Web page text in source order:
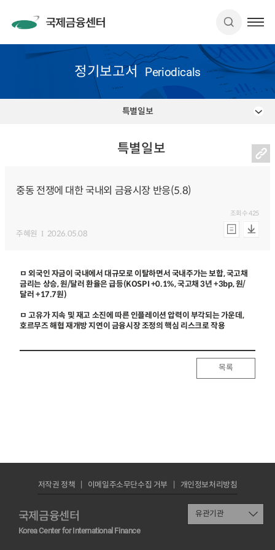
정기보고서 Periodicals
특별일보
특별일보
중동 전쟁에 대한 국내외 금융시장 반응(5.8)
주혜원 2026.05.08
조회수425
ㅁ 외국인 자금이 국내에서 대규모로 이탈하면서 국내주가는 보합, 국고채
금리는 상승, 원/달러 환율은 급등(KOSPI +0.1%, 국고채 3년 +3bp, 원/
달러 +17.7원)
ㅁ 고유가 지속 및 재고 소진에 따른 인플레이션 압력이 부각되는 가운데,
호르무즈 해협 재개방 지연이 금융시장 조정의 핵심 리스크로 작용
목록
국제금융센터
Korea Center for International Finance
저작권 정책 이메일주소무단수집 거부 개인정보처리방침
유관기관